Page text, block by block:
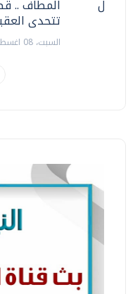
المطاف ..
تتحدى
السبت، 08 اغسطس 2026 11:22 ص
نتعامل